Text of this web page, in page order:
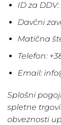
ID za
Davčni
Matična
Telefon:
Email:
Splošni
spletne
obveznosti